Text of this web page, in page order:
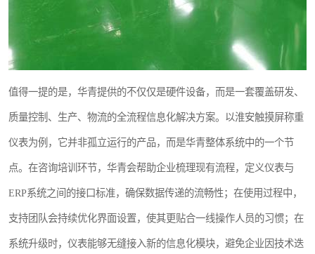
值得一提的是，华青提供的不仅仅是硬件设备，而是一套覆盖研发、
质量控制、生产、物流的全流程信息化解决方案。以淮安触摸屏称重
仪表为例，它并非孤立运行的产品，而是华青整体系统中的一个节
点。在咨询培训环节，华青会帮助企业梳理现有流程，定义仪表与
ERP系统之间的接口标准，确保数据传递的流畅性；在使用过程中，
支持团队会持续优化界面设置，使其更贴合一线操作人员的习惯；在
系统升级时，仪表能够无缝接入新的信息化模块，避免企业因技术迭